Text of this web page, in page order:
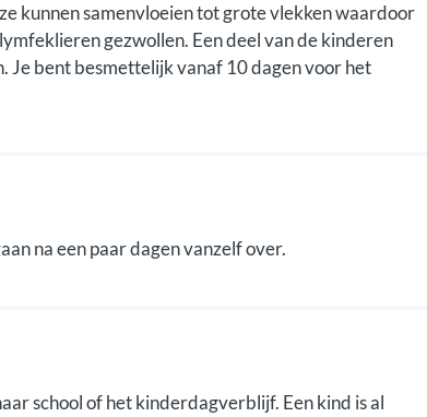
kunnen samenvloeien tot grote vlekken waardoor
gezwollen. Een deel van de kinderen
Je bent besmettelijk vanaf 10 dagen voor het
na een paar dagen vanzelf over.
school of het kinderdagverblijf. Een kind is al